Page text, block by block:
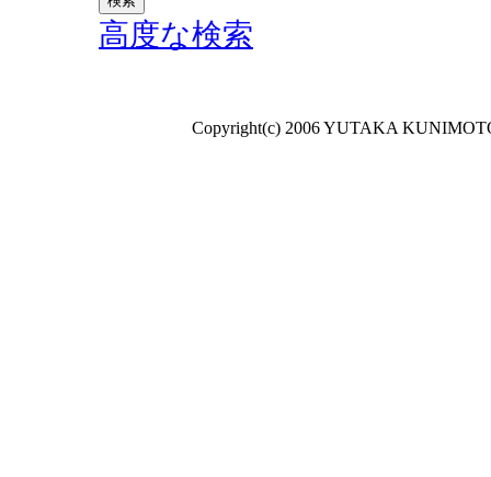
高度な検索
Copyright(c) 2006 YUTAKA